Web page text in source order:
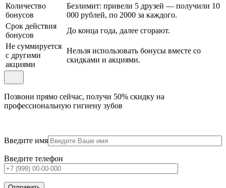
Количество
бонусов
Безлимит: привели 5 друзей — получили 10
000 рублей, по 2000 за каждого.
Срок действия
бонусов
До конца года, далее сгорают.
Не суммируется
с другими
акциями
Нельзя использовать бонусы вместе со
скидками и акциями.
Позвони прямо сейчас, получи 50% скидку на
профессиональную гигиену зубов
Введите имя
Введите телефон